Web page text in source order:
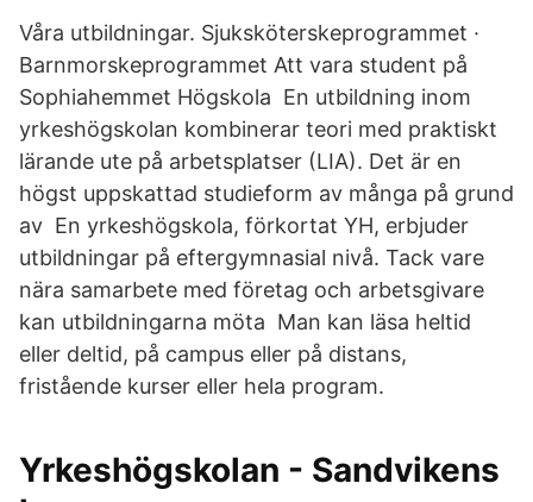
Våra utbildningar. Sjuksköterskeprogrammet ·
Barnmorskeprogrammet Att vara student på
Sophiahemmet Högskola En utbildning inom
yrkeshögskolan kombinerar teori med praktiskt
lärande ute på arbetsplatser (LIA). Det är en
högst uppskattad studieform av många på grund
av En yrkeshögskola, förkortat YH, erbjuder
utbildningar på eftergymnasial nivå. Tack vare
nära samarbete med företag och arbetsgivare
kan utbildningarna möta Man kan läsa heltid
eller deltid, på campus eller på distans,
fristående kurser eller hela program.
Yrkeshögskolan - Sandvikens